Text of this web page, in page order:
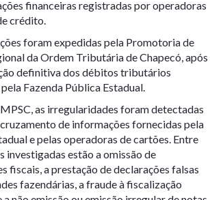
financeiras registradas por operadoras
crédito.
foram expedidas pela Promotoria de
da Ordem Tributária de Chapecó, após
definitiva dos débitos tributários
Fazenda Pública Estadual.
as irregularidades foram detectadas
de informações fornecidas pela
e pelas operadoras de cartões. Entre
investigadas estão a omissão de
fiscais, a prestação de declarações falsas
fazendárias, a fraude à fiscalização